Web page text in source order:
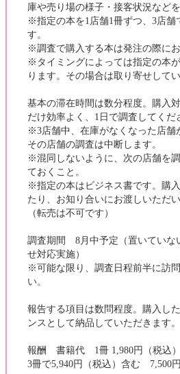
庫や売り場の様子・接客状況など
※指定の本を1店舗1冊ずつ、3店舗
す。
※調査で購入する本は発注の際にお
※タイミングによっては指定の本
ります。その場合は取り寄せして
基本の滞在時間は数分程度。購入
だけ効率よく、1日で調査してくだ
※3店舗中、在庫がなくなった店舗
その店舗の調査は中断します。
※混同しないように、次の店舗を
ておくこと。
※指定の本はビジネス書です。購
たり、お知り合いにお渡しいただ
（転売は不可です）
調査期間 8月中予定（置いていな
せ対応実施）
※可能な限り、調査日程前半に訪
い。
報告する項目は数問程度。購入し
ンスとして納品していただきます。
報酬 書籍代 1冊 1,980円（税込）
3冊で5,940円（税込）含む 7,500円